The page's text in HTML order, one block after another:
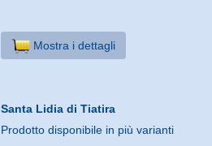
Mostra i dettagli
Santa Lidia di Tiatira
Prodotto disponibile in più varianti